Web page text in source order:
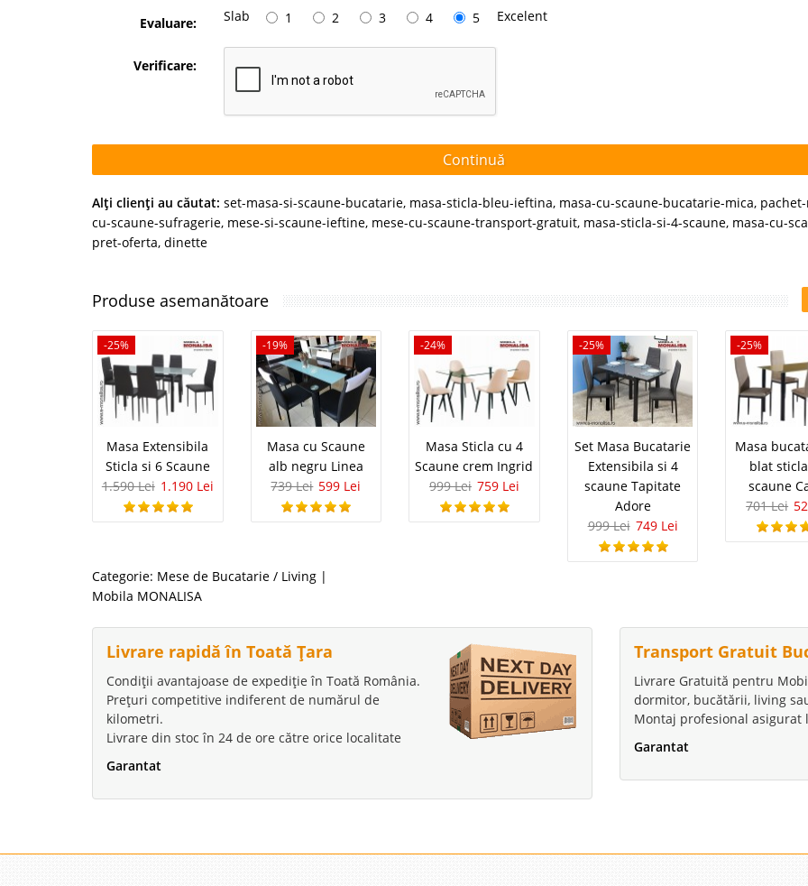
Evaluare: Slab 1 2 3 4 5 Excelent
Verificare:
Continuă
Alţi clienţi au căutat: set-masa-si-scaune-bucatarie, masa-sticla-bleu-ieftina, masa-cu-scaune-bucatarie-mica,
cu-scaune-sufragerie, mese-si-scaune-ieftine, mese-cu-scaune-transport-gratuit, masa-sticla-si-4-scaune, masa-cu-
pret-oferta, dinette
Produse asemanătoare
-25%
Masa Extensibila
Sticla si 6 Scaune
1.590 Lei 1.190 Lei
-19%
Masa cu Scaune
alb negru Linea
739 Lei 599 Lei
-24%
Masa Sticla cu 4
Scaune crem Ingrid
999 Lei 759 Lei
-25%
Set Masa Bucatarie
Extensibila si 4
scaune Tapitate
Adore
999 Lei 749 Lei
-25%
Masa
blat
scaune
701 Lei
Categorie: Mese de Bucatarie / Living |
Mobila MONALISA
Livrare rapidă în Toată Țara
Condiții avantajoase de expediție în Toată România.
Prețuri competitive indiferent de numărul de
kilometri.
Livrare din stoc în 24 de ore către orice localitate
Garantat
Transport Gratuit
Livrare Gratuită pentru
dormitor, bucătării, living
Montaj profesional asigurat
Garantat